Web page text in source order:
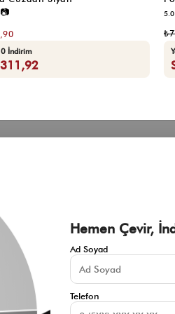
📷
İndirim
5.0
Müşteri
Çerez Politikası
İade ve Değişim
Mesafeli Satış
Gizlilik Politikası
Hemen Çevir,
Ad Soyad
Telefon